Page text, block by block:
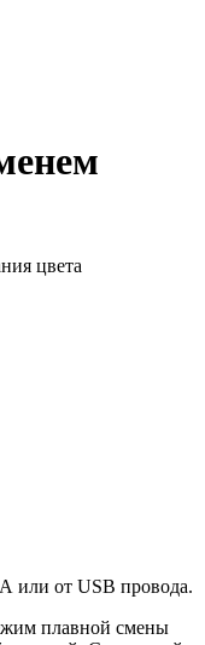
цвета
или от USB провода.
плавной смены